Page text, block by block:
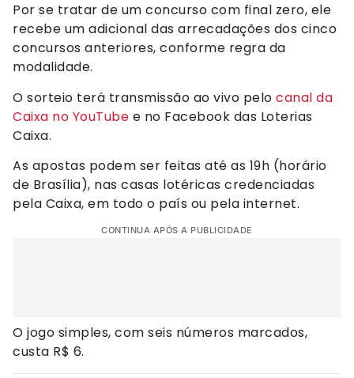
Por se tratar de um concurso com final zero, ele
recebe um adicional das arrecadações dos cinco
concursos anteriores, conforme regra da
modalidade.
O sorteio terá transmissão ao vivo pelo canal da
Caixa no YouTube e no Facebook das Loterias
Caixa.
As apostas podem ser feitas até as 19h (horário
de Brasília), nas casas lotéricas credenciadas
pela Caixa, em todo o país ou pela internet.
CONTINUA APÓS A PUBLICIDADE
O jogo simples, com seis números marcados,
custa R$ 6.